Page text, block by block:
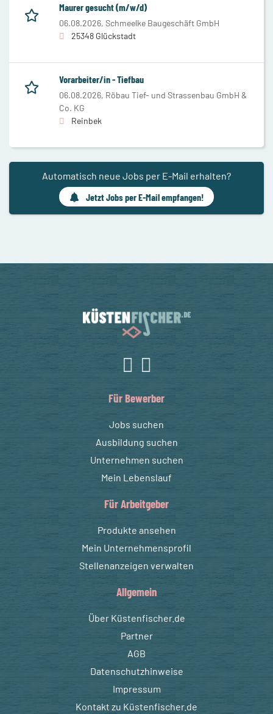
Maurer gesucht (m/w/d)
06.08.2026, Schmeelke Baugeschäft GmbH
25348 Glückstadt
Vorarbeiter/in - Tiefbau
06.08.2026, Röbau Tief- und Strassenbau GmbH &
Co. KG
Reinbek
Automatisch neue Jobs per E-Mail erhalten?
Jetzt Jobs per E-Mail empfangen!
Für Bewerber
Jobs suchen
Ausbildung suchen
Unternehmen suchen
Mein Lebenslauf
Für Arbeitgeber
Produkte ansehen
Mein Unternehmensprofil
Stellenanzeigen verwalten
Allgemein
Über Küstenfischer.de
Partner
AGB
Datenschutzhinweise
Impressum
Kontakt zu Küstenfischer.de